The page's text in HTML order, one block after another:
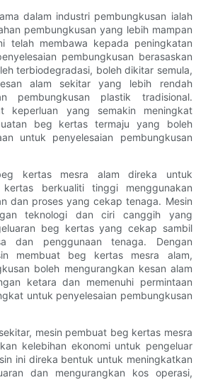
dalam industri pembungkusan ialah
pembungkusan yang lebih mampan
telah membawa kepada peningkatan
pembungkusan berasaskan
terbiodegradasi, boleh dikitar semula,
alam sekitar yang lebih rendah
pembungkusan plastik tradisional.
keperluan yang semakin meningkat
beg kertas termaju yang boleh
untuk penyelesaian pembungkusan
kertas mesra alam direka untuk
berkualiti tinggi menggunakan
dan proses yang cekap tenaga. Mesin
teknologi dan ciri canggih yang
beg kertas yang cekap sambil
dan penggunaan tenaga. Dengan
membuat beg kertas mesra alam,
boleh mengurangkan kesan alam
ketara dan memenuhi permintaan
untuk penyelesaian pembungkusan
mesin pembuat beg kertas mesra
kelebihan ekonomi untuk pengeluar
ini direka bentuk untuk meningkatkan
dan mengurangkan kos operasi,